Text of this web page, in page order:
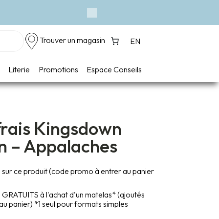
Next
Trouver un magasin EN
Literie Promotions Espace Conseils
Kingsdown
– Appalaches
sur ce produit (code promo à entrer au panier
à l'achat d'un matelas* (ajoutés
panier) *1 seul pour formats simples